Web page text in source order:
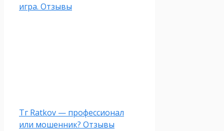
игра. Отзывы
Тг Ratkov — профессионал
или мошенник? Отзывы